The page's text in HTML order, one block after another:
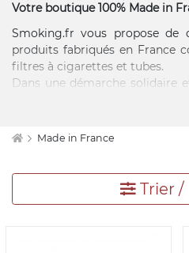
Votre boutique 100% Made in
Smoking.fr vous propose de
produits fabriqués en France
filtres à cigarettes et tubes.
Dans une démarche solidaire
soutenir les entreprises qui
qui raviront nos amateurs
protège pas seulement le
réduit également
Made in France
Trier